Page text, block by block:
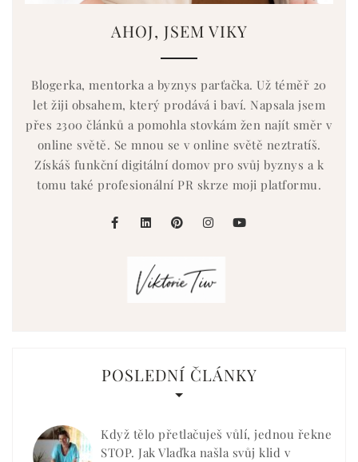
AHOJ, JSEM VIKY
Blogerka, mentorka a byznys parťačka. Už téměř 20
let žiji obsahem, který prodává i baví. Napsala jsem
přes 2300 článků a pomohla stovkám žen najít směr v
online světě. Se mnou se v online světě neztratíš.
Získáš funkční digitální domov pro svůj byznys a k
tomu také profesionální PR skrze moji platformu.
POSLEDNÍ ČLÁNKY
Když tělo přetlačuješ vůlí, jednou řekne
STOP. Jak Vlaďka našla svůj klid v